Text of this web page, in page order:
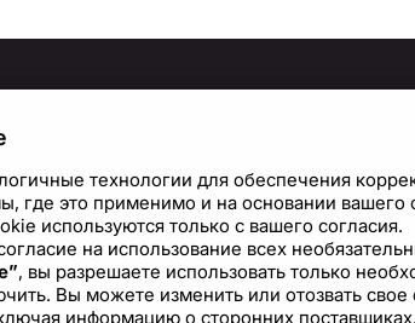
Блог
технологии для обеспечения
где это применимо и на основании
используются только с вашего согласия.
на использование всех
, вы разрешаете использовать только
Вы можете изменить или отозвать
информацию о сторонних